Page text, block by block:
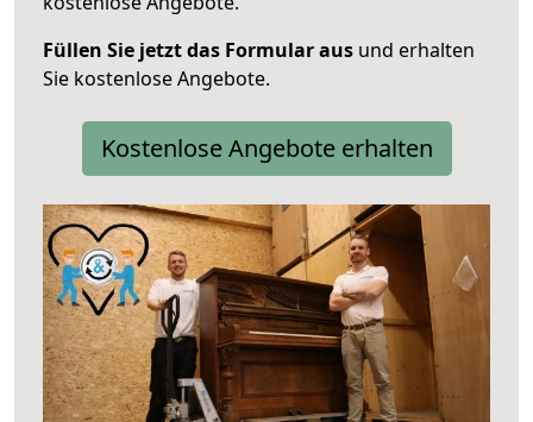
Füllen Sie jetzt das Formular aus und erhalten
Sie kostenlose Angebote.
Kostenlose Angebote erhalten